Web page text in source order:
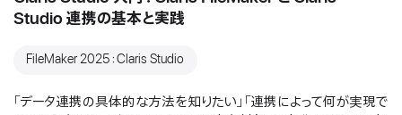
Studio 連携の基本と実践
FileMaker 2025：Claris Studio
「データ連携の具体的な方法を知りたい」「連携によって何が実現で